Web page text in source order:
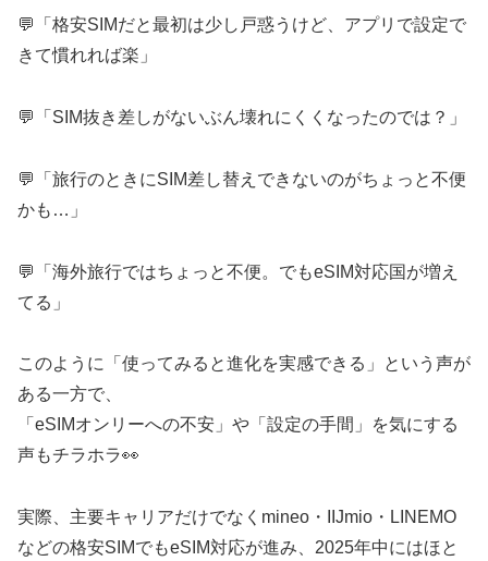
💬「格安SIMだと最初は少し戸惑うけど、アプリで設定で
きて慣れれば楽」
💬「SIM抜き差しがないぶん壊れにくくなったのでは？」
💬「旅行のときにSIM差し替えできないのがちょっと不便
かも…」
💬「海外旅行ではちょっと不便。でもeSIM対応国が増え
てる」
このように「使ってみると進化を実感できる」という声が
ある一方で、
「eSIMオンリーへの不安」や「設定の手間」を気にする
声もチラホラ👀
実際、主要キャリアだけでなくmineo・IIJmio・LINEMO
などの格安SIMでもeSIM対応が進み、2025年中にはほと